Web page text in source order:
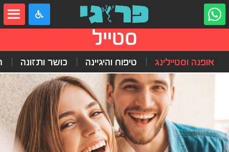
סטייל
אופנה וסטיילינג טיפוח והיגיינה כושר ותזונה